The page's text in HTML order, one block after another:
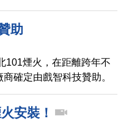
辦事處代表等貴賓，都
助
101煙火，在距離跨年不
確定由戲智科技贊助。
安裝！